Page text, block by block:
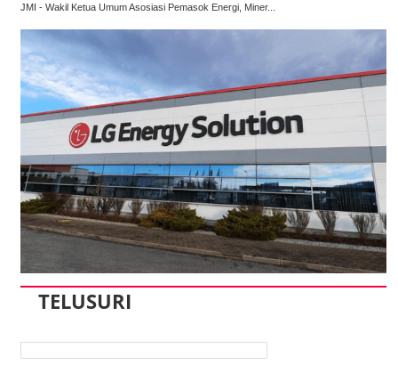
JMI - Wakil Ketua Umum Asosiasi Pemasok Energi, Miner...
TELUSURI